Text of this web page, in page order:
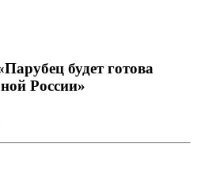
будет готова
России»